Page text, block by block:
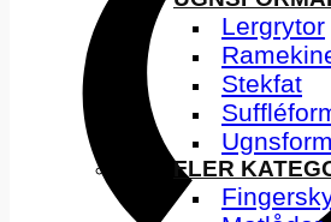
Lergrytor
Stekfat
FLER